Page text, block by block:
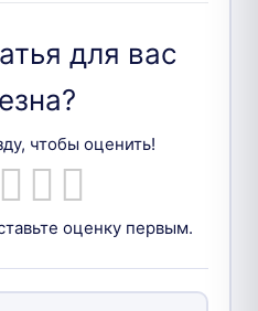
для вас
чтобы оценить!
оценку первым.